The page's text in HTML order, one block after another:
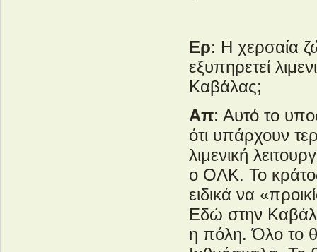
Ερ: Η χερσαία
εξυπηρετεί
Καβάλας;
Απ: Αυτό το
ότι υπάρχουν
λιμενική
ο ΟΛΚ. Το κράτος
ειδικά να
Εδώ στην
η πόλη. Όλο το